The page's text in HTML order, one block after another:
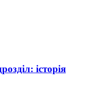
історія